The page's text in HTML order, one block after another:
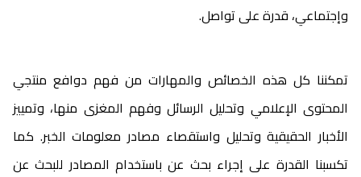
وإجتماعي، قدرة على تواصل.
تمكننا كل هذه الخصائص والمهارات من فهم دوافع منتجي
المحتوى الإعلامي وتحليل الرسائل وفهم المغزى منها، وتمييز
الأخبار الحقيقية وتحليل واستقصاء مصادر معلومات الخبر. كما
تكسبنا القدرة على إجراء بحث عن باستخدام المصادر للبحث عن